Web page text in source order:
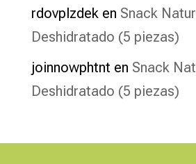
rdovplzdeken Snack
Deshidratado (5 piezas)
joinnowphtnt en Snack
Deshidratado (5 piezas)